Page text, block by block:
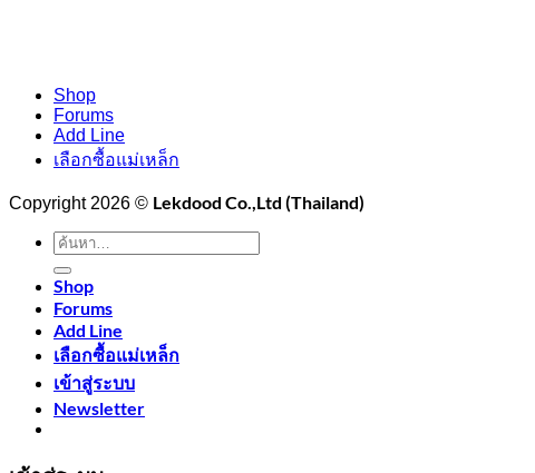
Shop
Forums
Add Line
เลือกซื้อแม่เหล็ก
Copyright 2026 © Lekdood Co.,Ltd (Thailand)
ค้นหา:
Shop
Forums
Add Line
เลือกซื้อแม่เหล็ก
เข้าสู่ระบบ
Newsletter